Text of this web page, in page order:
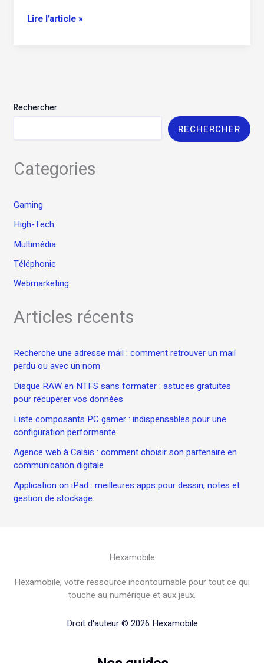
Comment
Lire l’article »
Rechercher
RECHERCHER
Categories
Gaming
High-Tech
Multimédia
Téléphonie
Webmarketing
Articles récents
Recherche une adresse mail : comment retrouver un mail
perdu ou avec un nom
Disque RAW en NTFS sans formater : astuces gratuites
pour récupérer vos données
Liste composants PC gamer : indispensables pour une
configuration performante
Agence web à Calais : comment choisir son partenaire en
communication digitale
Application on iPad : meilleures apps pour dessin, notes et
gestion de stockage
Hexamobile
Hexamobile, votre ressource incontournable pour tout ce qui
touche au numérique et aux jeux.
Droit d'auteur © 2026 Hexamobile